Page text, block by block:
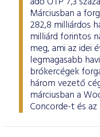
Márciusban a
282,8 milliárdos
milliárd forintos
meg, ami az idei
legmagasabb
brókercégek
három vezető
márciusban a
Concorde-t és